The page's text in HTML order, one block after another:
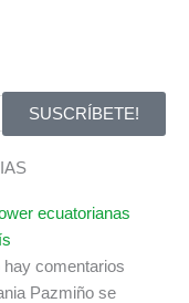
SUSCRÍBETE!
ecuatorianas
hay comentarios
Pazmiño se